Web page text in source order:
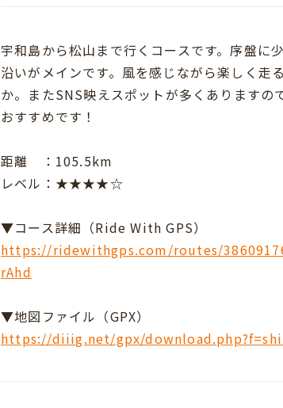
宇和島から松山まで行くコースです。序盤に
沿いがメインです。風を感じながら楽しく走
か。またSNS映えスポットが多くありますの
おすすめです！
距離 ：105.5km
レベル：★★★★☆
▼コース詳細（Ride With GPS）
https://ridewithgps.com/routes/
rAhd
▼地図ファイル（GPX）
https://diiig.net/gpx/